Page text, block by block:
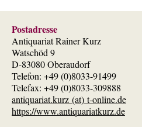
Postadresse
Antiquariat Rainer Kurz
Watschöd 9
D-83080 Oberaudorf
Telefon: +49 (0)8033-91499
Telefax: +49 (0)8033-309888
antiquariat.kurz (at) t-online.de
https://www.antiquariatkurz.de